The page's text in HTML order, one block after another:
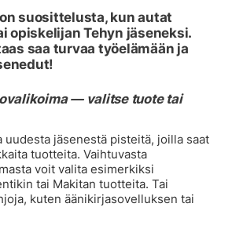
suosittelusta, kun autat
opiskelijan Tehyn jäseneksi.
saa turvaa työelämään ja
— valitse tuote tai
uudesta jäsenestä pisteitä, joilla saat
tuotteita. Vaihtuvasta
voit valita esimerkiksi
tai Makitan tuotteita. Tai
kuten äänikirjasovelluksen tai